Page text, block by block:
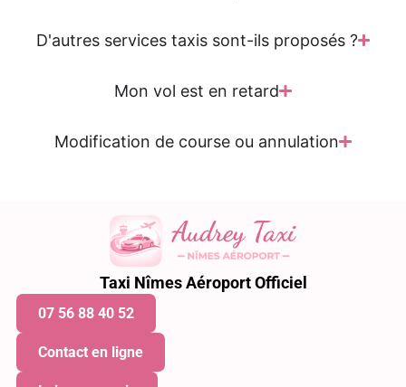
D'autres services taxis sont-ils proposés ?
Mon vol est en retard
Modification de course ou annulation
Taxi Nîmes Aéroport Officiel
07 56 88 40 52
Contact en ligne